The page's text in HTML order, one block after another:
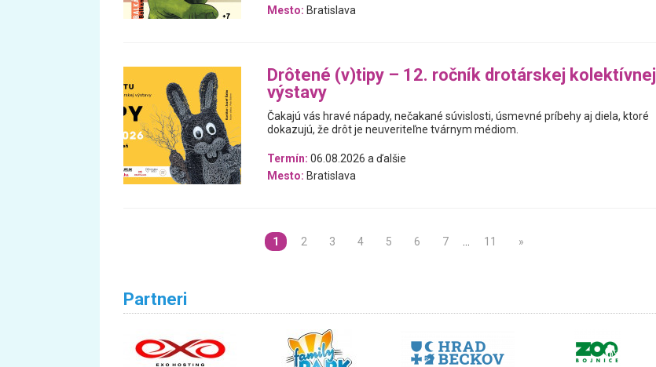
Mesto: Bratislava
Drôtené (v)tipy – 12. ročník drotárskej kolektívnej
výstavy
Čakajú vás hravé nápady, nečakané súvislosti, úsmevné príbehy aj diela, ktoré
dokazujú, že drôt je neuveriteľne tvárnym médiom.
Termín: 06.08.2026 a ďalšie
Mesto: Bratislava
1 2 3 4 5 6 7 11 »
Partneri